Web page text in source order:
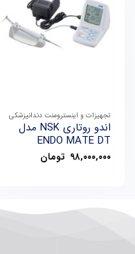
علاقه
مندی
تجهیزات و اینسترومنت دندانپزشکی
اندو روتاری NSK مدل
ENDO MATE DT
۹۸,۰۰۰,۰۰۰ تومان